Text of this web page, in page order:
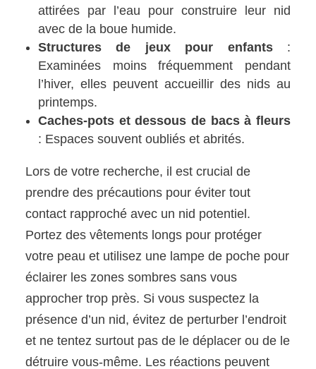
attirées par l’eau pour construire leur nid
avec de la boue humide.
Structures de jeux pour enfants:
Examinées moins fréquemment pendant
l’hiver, elles peuvent accueillir des nids au
printemps.
Caches-pots et dessous de bacs à fleurs
: Espaces souvent oubliés et abrités.
Lors de votre recherche, il est crucial de
prendre des précautions pour éviter tout
contact rapproché avec un nid potentiel.
Portez des vêtements longs pour protéger
votre peau et utilisez une lampe de poche pour
éclairer les zones sombres sans vous
approcher trop près. Si vous suspectez la
présence d’un nid, évitez de perturber l’endroit
et ne tentez surtout pas de le déplacer ou de le
détruire vous-même. Les réactions peuvent